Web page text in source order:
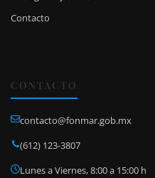
Contacto
CONTACTO
contacto@fonmar.gob.mx
(612) 123-3807
Lunes a Viernes, 8:00 a 15:00 h